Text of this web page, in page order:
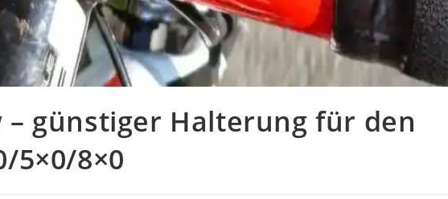
– günstiger Halterung für den
5×0/8×0